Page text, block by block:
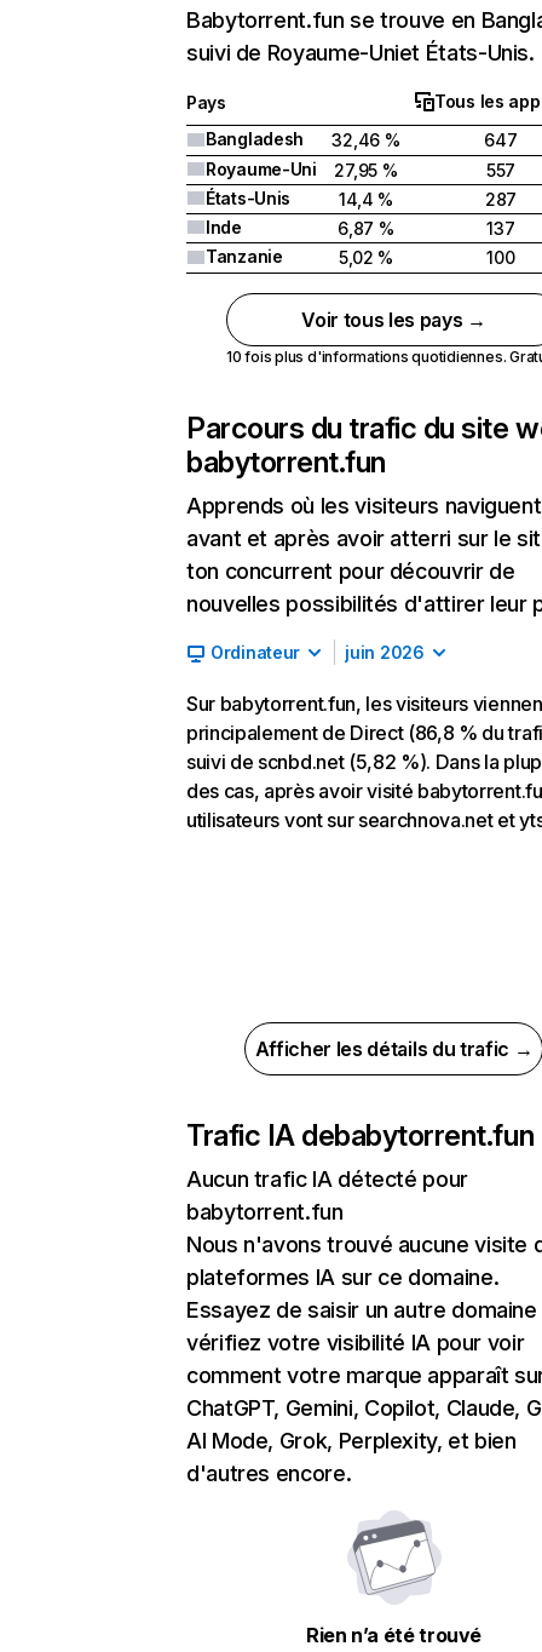
Babytorrent.fun se trouve en
suivi de Royaume-Uniet États-Unis.
Pays
Tous les
Bangladesh
32,46 %
647
Royaume-Uni
27,95 %
557
États-Unis
14,4 %
287
Inde
6,87 %
137
Tanzanie
5,02 % 100
Voir tous les pays →
10 fois plus d'informations quotidiennes.
Parcours du trafic du site
babytorrent.fun
Apprends où les visiteurs naviguent
avant et après avoir atterri sur le
ton concurrent pour découvrir de
nouvelles possibilités d'attirer leur
Ordinateur juin 2026
Sur babytorrent.fun, les visiteurs
principalement de Direct (86,8 % du
suivi de scnbd.net (5,82 %). Dans la
des cas, après avoir visité
utilisateurs vont sur searchnova.net et
Afficher les détails du trafic →
Trafic IA debabytorrent.fun
Aucun trafic IA détecté pour
babytorrent.fun
Nous n'avons trouvé aucune visite
plateformes IA sur ce domaine.
Essayez de saisir un autre domaine
vérifiez votre visibilité IA pour voir
comment votre marque apparaît
ChatGPT, Gemini, Copilot, Claude,
AI Mode, Grok, Perplexity, et bien
d'autres encore.
Rien n’a été trouvé